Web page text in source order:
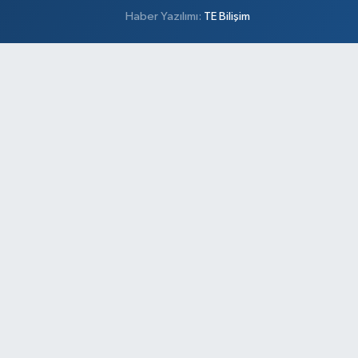
Haber Yazılımı: TE Bilişim